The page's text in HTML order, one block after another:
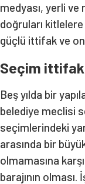
medyası, yerli
doğruları
güçlü ittifak ve
Seçim
Beş yılda bir
belediye meclisi
seçimlerindeki
arasında bir
olmamasına
barajının